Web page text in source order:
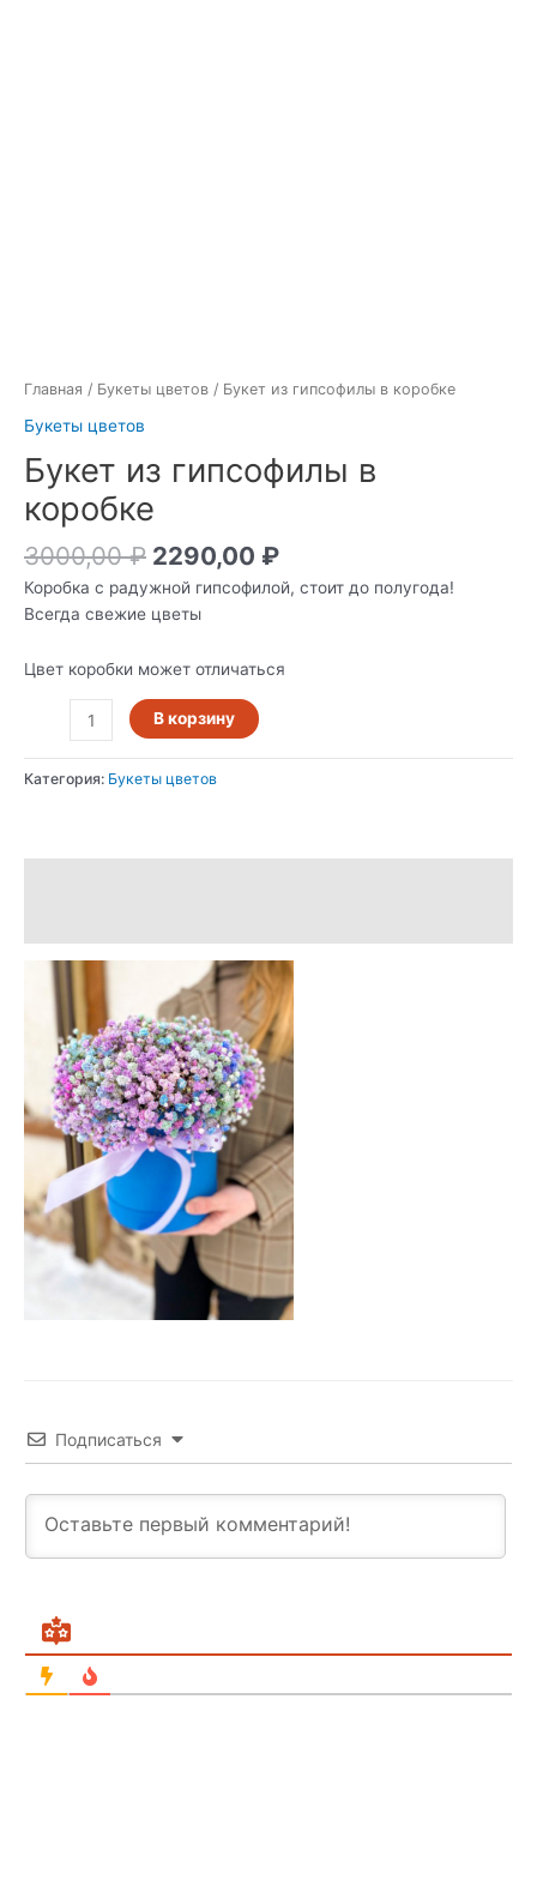
Главная / Букеты цветов / Букет из гипсофилы в коробке
Букеты цветов
Букет из гипсофилы в
коробке
3000,00₽ 2290,00 ₽
Коробка с радужной гипсофилой, стоит до полугода!
Всегда свежие цветы
Цвет коробки может отличаться
В корзину
Категория: Букеты цветов
Подписаться